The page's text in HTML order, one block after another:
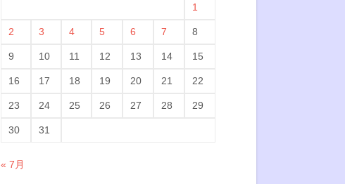
1
2 3 4 5 6 7 8
9 10 11 12 13 14 15
16 17 18 19 20 21 22
23 24 25 26 27 28 29
30 31
« 7月